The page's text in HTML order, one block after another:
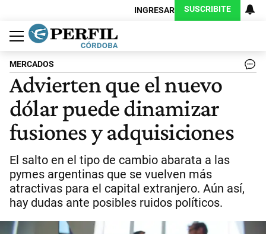
INGRESAR SUSCRIBITE
Política
Economía
Judiciales
Sociedad
Cultura
Espectáculos
Deportes
Protagonistas
MERCADOS
Advierten que el nuevo
dólar puede dinamizar
fusiones y adquisiciones
El salto en el tipo de cambio abarata a las
pymes argentinas que se vuelven más
atractivas para el capital extranjero. Aún así,
hay dudas ante posibles ruidos políticos.